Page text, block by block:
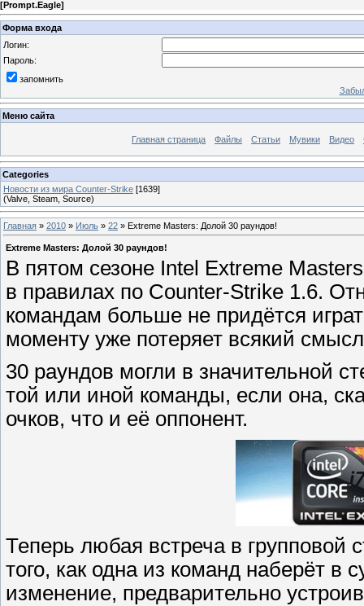
[Prompt.Eagle]
Форма входа
Логин:
Пароль:
запомнить
Меню сайта
Главная страница Файлы Статьи Мувики Видео
Categories
Новости из мира Counter-Strike [1639]
(Valve, Steam, Source)
Главная » 2010 » Июль » 22 » Extreme Masters: Долой 30 раундов!
Extreme Masters: Долой 30 раундов!
В пятом сезоне Intel Extreme
в правилах по Counter-Strike 1.6.
командам больше не придётся
моменту уже потеряет всякий
30 раундов могли в значительной
той или иной команды, если она,
очков, что и её оппонент.
Теперь любая встреча в групповой
того, как одна из команд наберёт в
изменение, предварительно